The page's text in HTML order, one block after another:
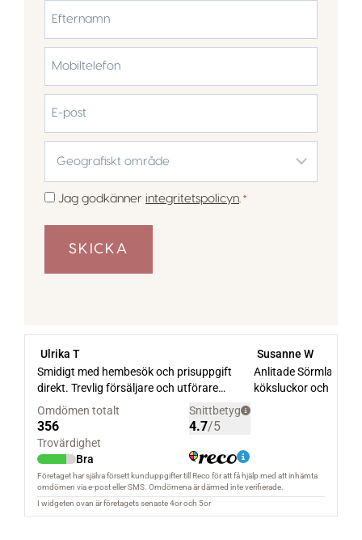
Förnamn
Efternamn
post
område
*
Samtycke
Jag godkänner integritetspolicyn *